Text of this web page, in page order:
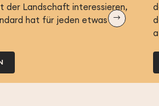
der Landschaft interessieren,
hat für jeden etwas zu